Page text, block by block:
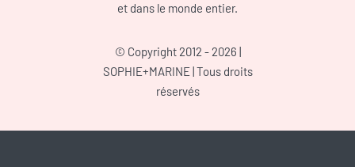
et dans le monde entier.
© Copyright 2012 - 2026 |
SOPHIE+MARINE| Tous droits
réservés